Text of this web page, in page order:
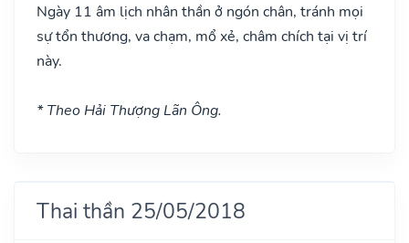
Ngày 11 âm lịch nhân thần ở ngón chân, tránh mọi
sự tổn thương, va chạm, mổ xẻ, châm chích tại vị trí
này.
* Theo Hải Thượng Lãn Ông.
Thai thần 25/05/2018